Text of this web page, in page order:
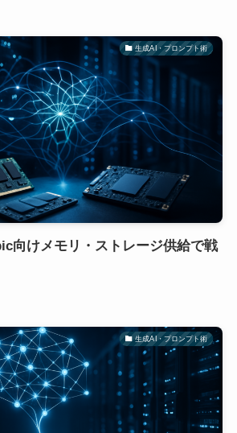
生成AI・プロンプト術
向けメモリ・ストレージ供給で戦
生成AI・プロンプト術